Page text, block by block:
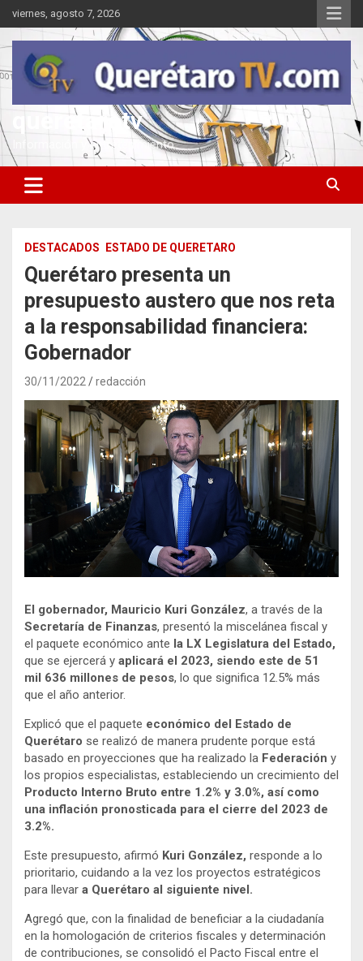
Saltar
al
contenido
viernes, agosto 7, 2026
queretarotv
Información y entretenimiento
DESTACADOS ESTADO DE QUERETARO
Querétaro presenta un
presupuesto austero que nos reta
a la responsabilidad financiera:
Gobernador
30/11/2022 redacción
El gobernador, Mauricio Kuri González, a través de la
Secretaría de Finanzas, presentó la miscelánea fiscal y
el paquete económico ante la LX Legislatura del Estado,
que se ejercerá y aplicará el 2023, siendo este de 51
mil 636 millones de pesos, lo que significa 12.5% más
que el año anterior.
Explicó que el paquete económico del Estado de
Querétaro se realizó de manera prudente porque está
basado en proyecciones que ha realizado la Federación y
los propios especialistas, estableciendo un crecimiento del
Producto Interno Bruto entre 1.2% y 3.0%, así como
una inflación pronosticada para el cierre del 2023 de
3.2%.
Este presupuesto, afirmó Kuri González, responde a lo
prioritario, cuidando a la vez los proyectos estratégicos
para llevar a Querétaro al siguiente nivel.
Agregó que, con la finalidad de beneficiar a la ciudadanía
en la homologación de criterios fiscales y determinación
de contribuciones, se consolidó el Pacto Fiscal entre el